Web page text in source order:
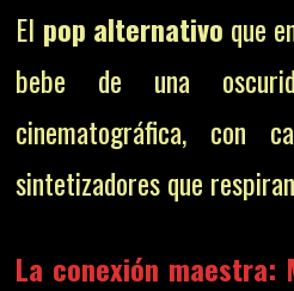
El pop alternativo que
bebe de una
cinematográfica, con
sintetizadores que
La conexión maestra: